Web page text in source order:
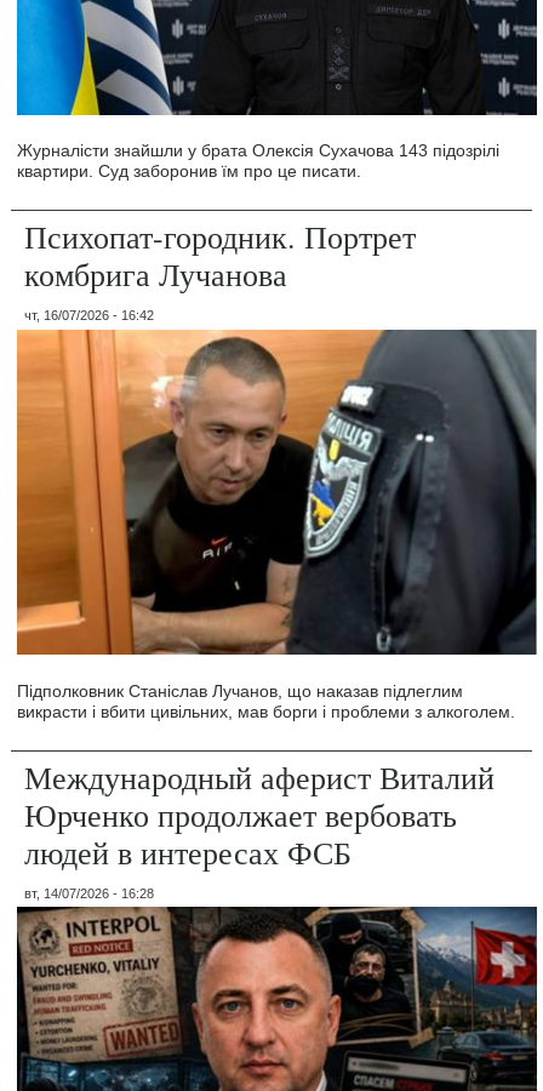
Журналісти знайшли у брата Олексія Сухачова 143 підозрілі
квартири. Суд заборонив їм про це писати.
Психопат-городник. Портрет
комбрига Лучанова
чт, 16/07/2026 - 16:42
Підполковник Станіслав Лучанов, що наказав підлеглим
викрасти і вбити цивільних, мав борги і проблеми з алкоголем.
Международный аферист Виталий
Юрченко продолжает вербовать
людей в интересах ФСБ
вт, 14/07/2026 - 16:28